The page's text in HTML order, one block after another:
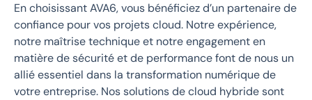
En choisissant AVA6, vous bénéficiez d’un partenaire de
confiance pour vos projets cloud. Notre expérience,
notre maîtrise technique et notre engagement en
matière de sécurité et de performance font de nous un
allié essentiel dans la transformation numérique de
votre entreprise. Nos solutions de cloud hybride sont